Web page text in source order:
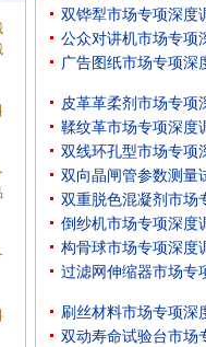
双铧犁市场专项深度
公众对讲机市场专项
广告图纸市场专项深
皮革革柔剂市场专项
鞣纹革市场专项深度
双线环孔型市场专项
双向晶闸管参数测量
双重脱色混凝剂市场
倒纱机市场专项深度
构骨球市场专项深度
过滤网伸缩器市场专
刷丝材料市场专项深
双动寿命试验台市场